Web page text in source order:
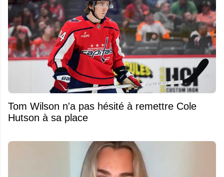
Tom Wilson n'a pas hésité à remettre Cole
Hutson à sa place